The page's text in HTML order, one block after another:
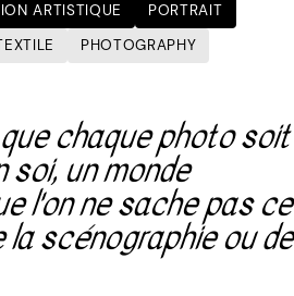
ARTISTIQUE
PORTRAIT
PHOTOGRAPHY
chaque photo soit
soi, un monde
l'on ne sache pas ce
la scénographie ou de